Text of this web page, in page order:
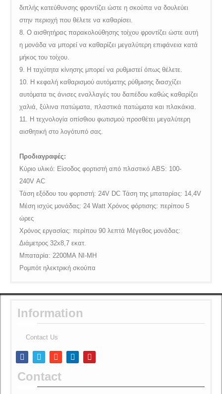
διπλής κατεύθυνσης φροντίζει ώστε η σκούπα να δουλεύει
στην περιοχή που θέλετε να καθαρίσει.
8. Ο αισθητήρας παρακολούθησης τοίχου φροντίζει ώστε αυτή
η μονάδα να μπορεί να καθαρίζει μεγαλύτερη επιφάνεια κατά
μήκος του τοίχου.
9. Η ταχύτητα κίνησης μπορεί να ρυθμιστεί όπως θέλετε.
10. Η κεφαλή καθαρισμού αυτόματης ρύθμισης διασχίζει
αυτόματα τις άνισες εναλλαγές του δαπέδου καθώς καθαρίζει
χαλιά, ξύλινα πατώματα, πλαστικά πατώματα και πλακάκια.
11. Η τεχνολογία οπίσθιου φωτισμού προσθέτει μεγαλύτερη
αισθητική στο λογότυπό σας.
Προδιαγραφές:
Κύριο υλικό: Είσοδος φορτιστή από πλαστικό ABS: 100-
240V AC
Τάση εξόδου του φορτιστή: 24V DCΤάση της μπαταρίας: 14,4V
Μέση ισχύς μονάδας: 24 WattΧρόνος φόρτισης: περίπου 5
ώρες
Χρόνος εργασίας: περίπου 90 λεπτά Μέγεθος μονάδας:
Διάμετρος 32x8,7 εκατ.
Μπαταρία: 2200MA NI -MH
Ρομπότ ηλεκτρική σκούπα
Information
Contact Us
Contact